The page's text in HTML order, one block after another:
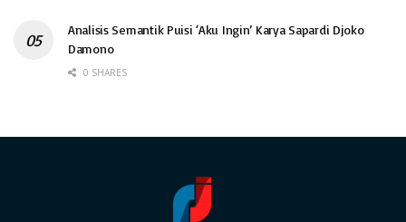
Analisis Semantik Puisi ‘Aku Ingin’ Karya Sapardi Djoko
Damono
0 SHARES